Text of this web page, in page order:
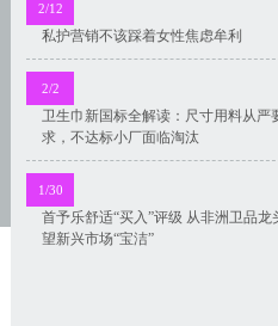
2/12
私护营销不该踩着女性焦虑牟利
2/2
卫生巾新国标全解读：尺寸用料从严
求，不达标小厂面临淘汰
1/30
首予乐舒适“买入”评级 从非洲卫品龙
望新兴市场“宝洁”